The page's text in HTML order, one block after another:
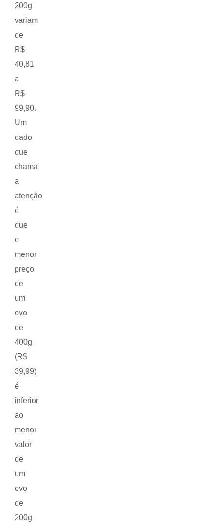
200g
variam
de
R$
40,81
a
R$
99,90.
Um
dado
que
chama
a
atenção
é
que
o
menor
preço
de
um
ovo
de
400g
(R$
39,99)
é
inferior
ao
menor
valor
de
um
ovo
de
200g